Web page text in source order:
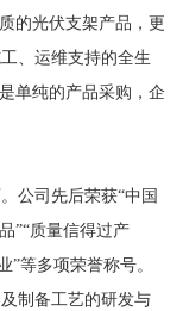
的光伏支架产品，更
、运维支持的全生
单纯的产品采购，企
公司先后荣获“中国
”“质量信得过产
”等多项荣誉称号。
制备工艺的研发与